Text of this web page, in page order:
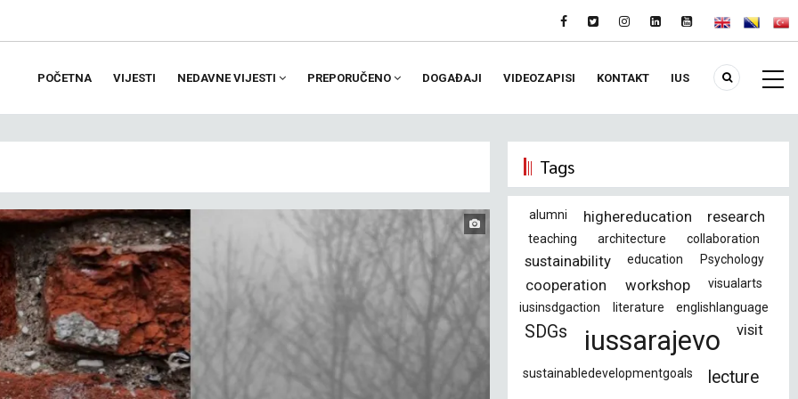
POČETNA VIJESTI NEDAVNE VIJESTI PREPORUČENO DOGAĐAJI VIDEOZAPISI KONTAKT IUS
Tags
alumni highereducation research
teaching architecture collaboration
sustainability education Psychology
cooperation workshop
visualarts
iusinsdgaction
literature englishlanguage
SDGs iussarajevo visit
sustainabledevelopmentgoals lecture